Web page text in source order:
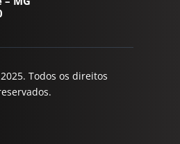
Todos os direitos